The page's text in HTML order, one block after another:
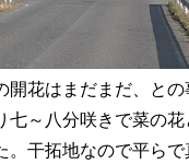
開花はまだまだ、と
七～八分咲きで菜の花
。干拓地なので平ら